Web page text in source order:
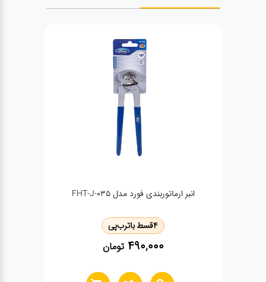
تبر چوبی 8.5 اینچی وی تولز مدل VT7101
4قسط باترب‌پی
2,200,000 تومان